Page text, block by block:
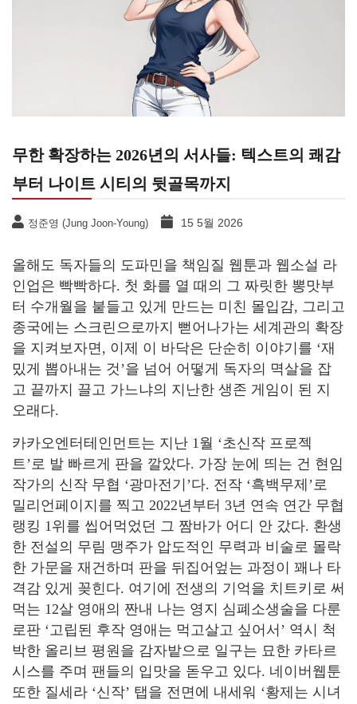
무한 확장하는 2026년의 서사들: 텍스트의 쾌감
부터 나이트 시티의 뒷골목까지
정준영 (Jung Joon-Young) 15 5월 2026
올해도 독자들의 도파민을 책임질 웹툰과 웹소설 라
인업은 빡빡하다. 첫 화를 열 때의 그 짜릿한 뽕맛부
터 수개월을 붙들고 있게 만드는 미친 몰입감, 그리고
종국에는 스크린으로까지 뻗어나가는 세계관의 확장
을 지켜보자면, 이제 이 바닥은 단순히 이야기를 ‘재
밌게 뽑아내는 것’을 넘어 어떻게 독자의 멱살을 잡
고 끝까지 끌고 가느냐의 지난한 생존 게임이 된 지
오래다.
카카오엔터테인먼트는 지난 1월 ‘초신작 프로젝
트’로 발 빠르게 판을 깔았다. 가장 눈에 띄는 건 현임
작가의 신작 무협 ‘광마전기’다. 전작 ‘흑백무제’로
밀리언페이지를 찍고 2022년부터 3년 연속 연간 무협
랭킹 1위를 씹어먹었던 그 짬바가 어디 안 갔다. 환생
한 전설의 무림 맹주가 압도적인 무력과 비술로 몰락
한 가문을 재건하며 판을 뒤집어엎는 과정이 꽤나 타
격감 있게 꽂힌다. 여기에 전생의 기억을 치트키로 써
먹는 12살 영애의 짠내 나는 영지 심폐소생술을 다룬
로판 ‘고립된 후작 영애는 먹고살고 싶어서’ 역시 척
박한 올리브 평원을 감자밭으로 일구는 묘한 카타르
시스를 주며 팬들의 입맛을 돋우고 있다. 네이버웹툰
또한 질세라 ‘신작’ 탭을 전면에 내세워 ‘황제는 시녀